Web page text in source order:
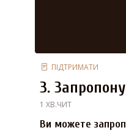
ПІДТРИМАТИ
3.
1 ХВ.ЧИТ
Ви можете